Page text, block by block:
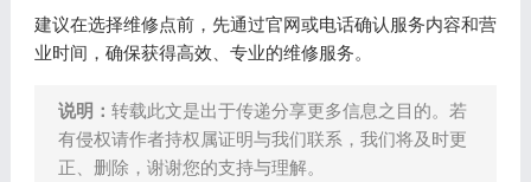
建议在选择维修点前，先通过官网或电话确认服务内容和营
业时间，确保获得高效、专业的维修服务。
说明： 转载此文是出于传递分享更多信息之目的。若
有侵权请作者持权属证明与我们联系，我们将及时更
正、删除，谢谢您的支持与理解。